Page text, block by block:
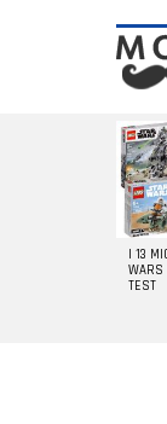
LATEST
I 13
WARS
TEST